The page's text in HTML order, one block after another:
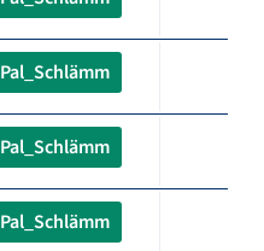
Pal_Schlämm
Pal_Schlämm
Pal_Schlämm